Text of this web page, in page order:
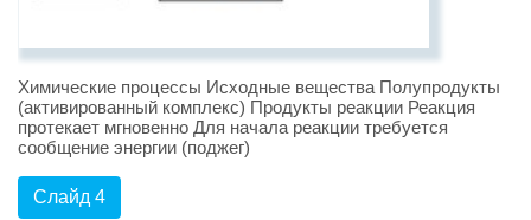
Химические процессы Исходные вещества Полупродукты
(активированный комплекс) Продукты реакции Реакция
протекает мгновенно Для начала реакции требуется
сообщение энергии (поджег)
Слайд 4